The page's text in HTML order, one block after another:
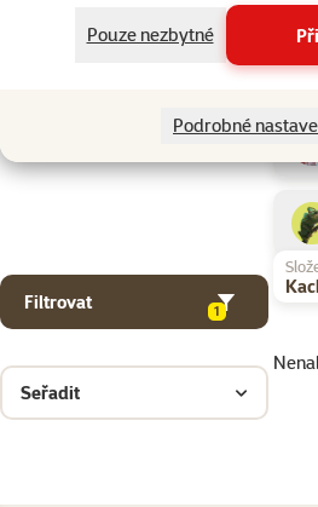
Pouze nezbytné
Podrobné
Filtrovat 1
Seřadit